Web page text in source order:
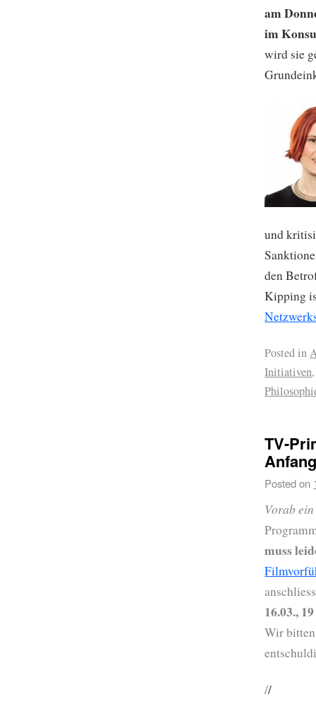
am
im
wird sie
und
den
Kipping
Posted in
Initiativen
TV-
Posted on
Vorab
muss
16.03.,
Wir
//